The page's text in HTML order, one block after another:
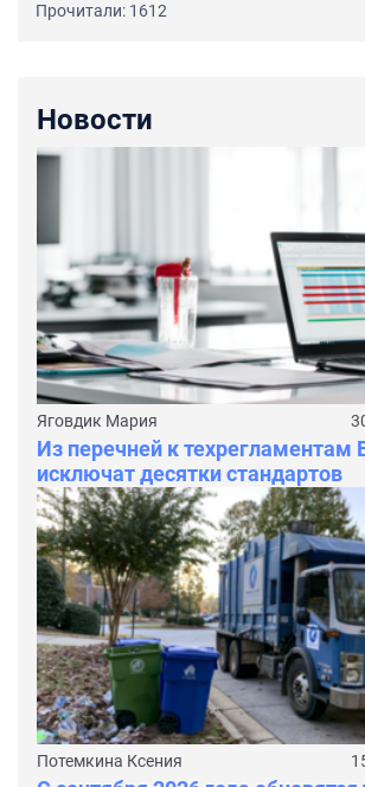
Прочитали: 1612
Новости
Яговдик Мария
Из перечней к техрегламентам
исключат десятки стандартов
Потемкина Ксения